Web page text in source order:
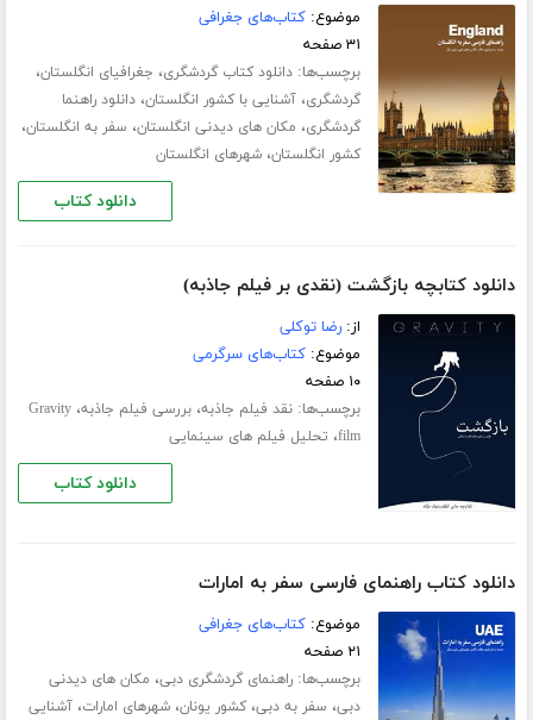
موضوع:کتاب‌های جغرافی
۳۱ صفحه
برچسب‌ها:دانلود کتاب گردشگری، جغرافیای انگلستان،
گردشگری،آشنایی با کشور انگلستان،دانلود راهنما
گردشگری، مکان های دیدنی انگلستان، سفر به انگلستان،
کشور انگلستان،شهرهای انگلستان
دانلود کتاب
دانلود کتابچه بازگشت (نقدی بر فیلم جاذبه)
از:رضا توکلی
موضوع:کتاب‌های سرگرمی
۱۰ صفحه
برچسب‌ها:نقد فیلم جاذبه،بررسی فیلم جاذبه،Gravity
film، تحلیل فیلم های سینمایی
دانلود کتاب
دانلود کتاب راهنمای فارسی سفر به امارات
موضوع:کتاب‌های جغرافی
۲۱ صفحه
برچسب‌ها:راهنمای گردشگری دبی، مکان های دیدنی
دبی، سفر به دبی،کشور یونان،شهرهای امارات،آشنایی